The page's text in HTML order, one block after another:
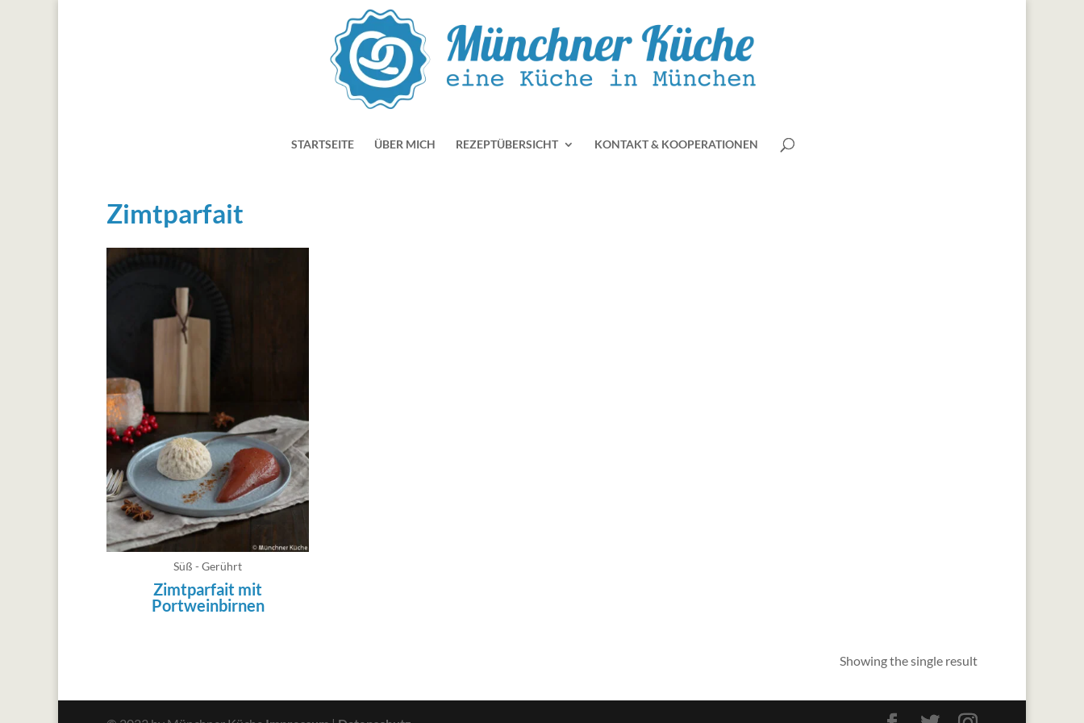
STARTSEITE ÜBER MICH REZEPTÜBERSICHT KONTAKT & KOOPERATIONEN
Zimtparfait
Süß - Gerührt
Zimtparfait mit
Portweinbirnen
Showing the single result